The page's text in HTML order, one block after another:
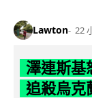
Lawton 22
澤連斯基
追殺烏克